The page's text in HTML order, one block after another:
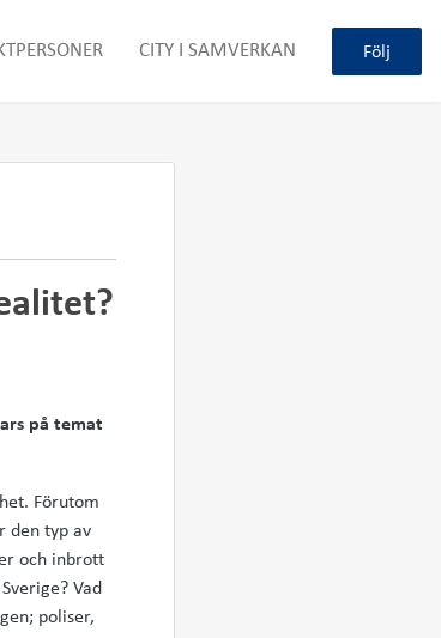
CITY I SAMVERKAN Följ
på temat
Förutom
den typ av
och inbrott
Vad
poliser,